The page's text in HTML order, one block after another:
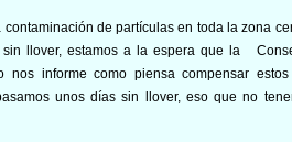
contaminación de partículas en toda la zona
llover, estamos a la espera que la
nos informe como piensa compensar
unos días sin llover, eso que no